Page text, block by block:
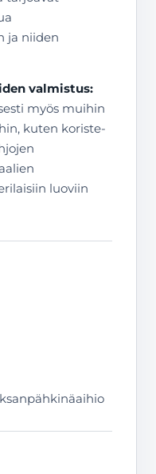
ja niiden
valmistus:
myös muihin
kuten koriste-
luoviin